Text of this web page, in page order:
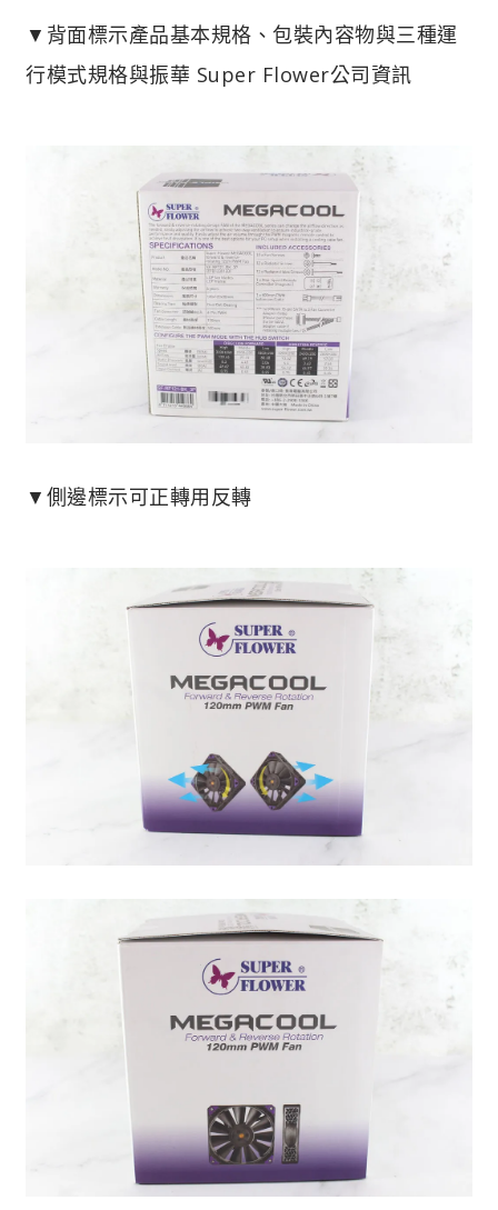
▼背面標示產品基本規格、包裝內容物與三種運
行模式規格與振華 Super Flower公司資訊
▼側邊標示可正轉用反轉